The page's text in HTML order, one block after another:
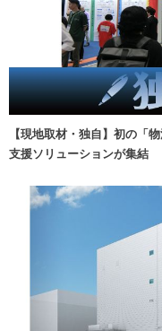
【現地取材・独自】初の「
支援ソリューションが集結